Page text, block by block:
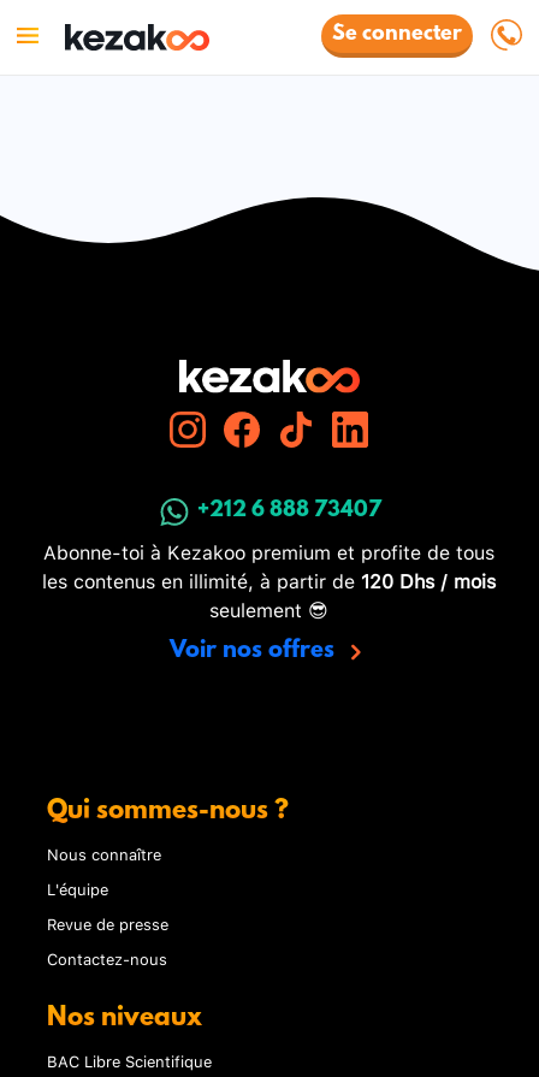
Se connecter
+212 6 888 73407
Abonne-toi à Kezakoo premium et profite de tous
les contenus en illimité, à partir de 120 Dhs / mois
seulement 😎
Voir nos offres
Qui sommes-nous ?
Nous connaître
L'équipe
Revue de presse
Contactez-nous
Nos niveaux
BAC Libre Scientifique